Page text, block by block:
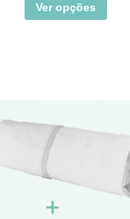
Ver opções